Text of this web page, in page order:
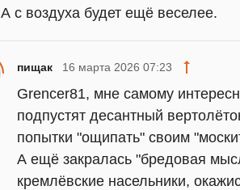
А с воздуха будет ещё веселее.
пищак 16 марта 2026 07:23
Grencer81, мне самому
подпустят десантный
попытки "ощипать" своим
А ещё закралась "бредовая
кремлёвские насельники,